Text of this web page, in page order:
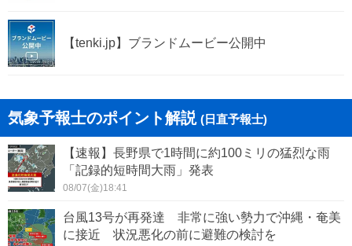
平田村
古殿町
【tenki.jp】ブランドムービー公開中
気象予報士のポイント解説 (日直予報士)
【速報】長野県で1時間に約100ミリの猛烈な雨
「記録的短時間大雨」発表
08/07(金)18:41
台風13号が再発達 非常に強い勢力で沖縄・奄美
に接近 状況悪化の前に避難の検討を